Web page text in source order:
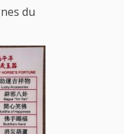
du